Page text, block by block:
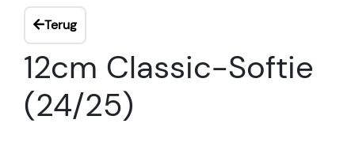
Terug
12cm Classic-Softie
(24/25)